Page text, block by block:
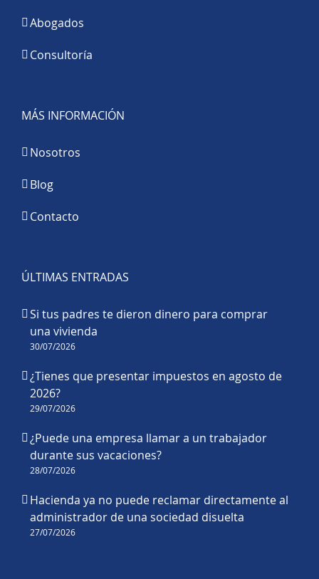
Abogados
Consultoría
MÁS INFORMACIÓN
Nosotros
Blog
Contacto
ÚLTIMAS ENTRADAS
Si tus padres te dieron dinero para comprar
una vivienda
30/07/2026
¿Tienes que presentar impuestos en agosto de
2026?
29/07/2026
¿Puede una empresa llamar a un trabajador
durante sus vacaciones?
28/07/2026
Hacienda ya no puede reclamar directamente al
administrador de una sociedad disuelta
27/07/2026